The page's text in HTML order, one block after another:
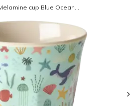
cup Blue Ocean...